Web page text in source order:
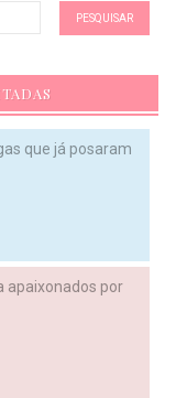
que já posaram
apaixonados por